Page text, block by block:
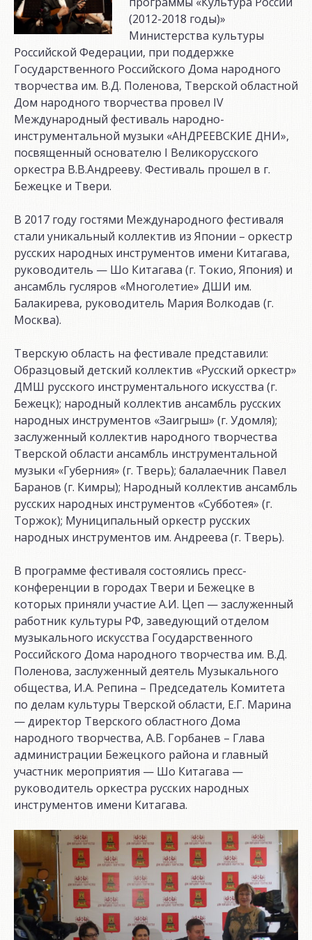
(2012-2018 годы)»
Министерства культуры
Российской Федерации, при поддержке
Государственного Российского Дома народного
творчества им. В.Д. Поленова, Тверской областной
Дом народного творчества провел IV
Международный фестиваль народно-
инструментальной музыки «АНДРЕЕВСКИЕ ДНИ»,
посвященный основателю I Великорусского
оркестра В.В.Андрееву. Фестиваль прошел в г.
Бежецке и Твери.
В 2017 году гостями Международного фестиваля
стали уникальный коллектив из Японии – оркестр
русских народных инструментов имени Китагава,
руководитель — Шо Китагава (г. Токио, Япония) и
ансамбль гусляров «Многолетие» ДШИ им.
Балакирева, руководитель Мария Волкодав (г.
Москва).
Тверскую область на фестивале представили:
Образцовый детский коллектив «Русский оркестр»
ДМШ русского инструментального искусства (г.
Бежецк); народный коллектив ансамбль русских
народных инструментов «Заигрыш» (г. Удомля);
заслуженный коллектив народного творчества
Тверской области ансамбль инструментальной
музыки «Губерния» (г. Тверь); балалаечник Павел
Баранов (г. Кимры); Народный коллектив ансамбль
русских народных инструментов «Субботея» (г.
Торжок); Муниципальный оркестр русских
народных инструментов им. Андреева (г. Тверь).
В программе фестиваля состоялись пресс-
конференции в городах Твери и Бежецке в
которых приняли участие А.И. Цеп — заслуженный
работник культуры РФ, заведующий отделом
музыкального искусства Государственного
Российского Дома народного творчества им. В.Д.
Поленова, заслуженный деятель Музыкального
общества, И.А. Репина – Председатель Комитета
по делам культуры Тверской области, Е.Г. Марина
— директор Тверского областного Дома
народного творчества, А.В. Горбанев – Глава
администрации Бежецкого района и главный
участник мероприятия — Шо Китагава —
руководитель оркестра русских народных
инструментов имени Китагава.